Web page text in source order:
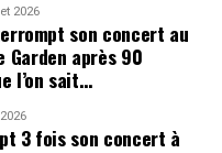
2026
son concert au
Garden après 90
l’on sait…
3 fois son concert à